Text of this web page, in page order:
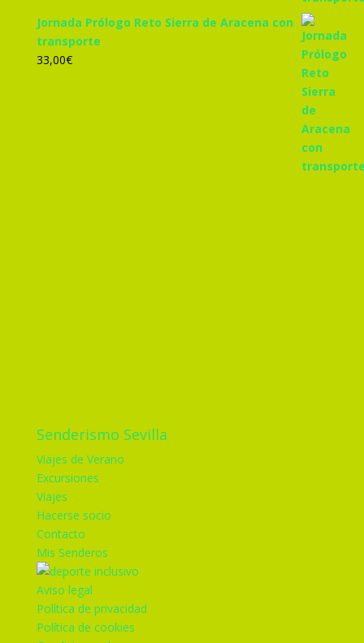
Jornada Prólogo Reto Sierra de Aracena con
transporte
33,00€
Senderismo Sevilla
Viajes de Verano
Excursiones
Viajes
Hacerse socio
Contacto
Mis Senderos
Aviso legal
Política de privacidad
Política de cookies